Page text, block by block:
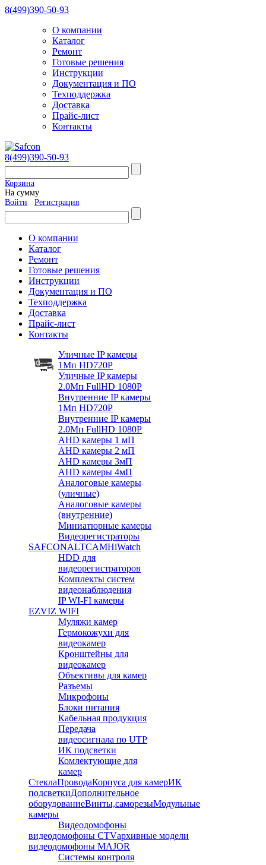
8(499)390-50-93
О компании
Каталог
Ремонт
Готовые решения
Инструкции
Документация и ПО
Техподдержка
Доставка
Прайс-лист
Контакты
8(499)390-50-93
Корзина
На сумму
Войти
Регистрация
О компании
Каталог
Ремонт
Готовые решения
Инструкции
Документация и ПО
Техподдержка
Доставка
Прайс-лист
Контакты
Уличные IP камеры
1Мп HD720P
Уличные IP камеры
2.0Мп FullHD 1080P
Внутренние IP камеры
1Мп HD720P
Внутренние IP камеры
2.0Мп FullHD 1080P
AHD камеры 1 мП
AHD камеры 2 мП
AHD камеры 3мП
AHD камеры 4мП
Аналоговые камеры
(уличные)
Аналоговые камеры
(внутренние)
Миниатюрные камеры
Видеорегистраторы
SAFCONALTCAMHiWatch
HDD для
видеорегистраторов
Комплекты систем
видеонаблюдения
IP WI-FI камеры
EZVIZ WIFI
Муляжи камер
Гермокожухи для
видеокамер
Кронштейны для
видеокамер
Объективы для камер
Разъемы
Микрофоны
Блоки питания
Кабельная продукция
Передача
видеосигнала по UTP
ИК подсветки
Комлектующие для
камер
СтеклаПроводаКорпуса для камерИК
подсветкиДополнительное
оборудованиеВинты,саморезыМодульные
камеры
Видеодомофоны
видеодомофоны CTVархивные модели
видеодомофоны MAJOR
Системы контроля